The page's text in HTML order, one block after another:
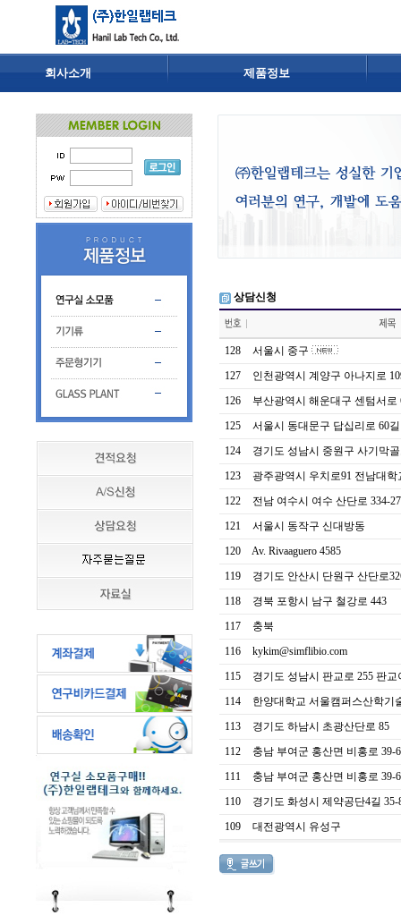
회사소개 제품정보
상담신청
128
서울시 중구
127
인천광역시 계양구 아나지로
126
부산광역시 해운대구 센텀서로
125
서울시 동대문구 답십리로 60길
124
경기도 성남시 중원구 사기막
123
광주광역시 우치로91 전남대학
122
전남 여수시 여수 산단로 334-27
121
서울시 동작구 신대방동
120
Av. Rivaaguero 4585
119
경기도 안산시 단원구 산단로
118
경북 포항시 남구 철강로 443
117
충북
116
kykim@simflibio.com
115
경기도 성남시 판교로 255 판교
114
한양대학교 서울캠퍼스산학기
113
경기도 하남시 초광산단로 85
112
충남 부여군 홍산면 비홍로 39-
111
충남 부여군 홍산면 비홍로 39-6
110
경기도 화성시 제약공단4길 35-
109
대전광역시 유성구